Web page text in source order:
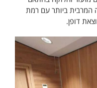
המרבית ביותר עם רמת
דופן.